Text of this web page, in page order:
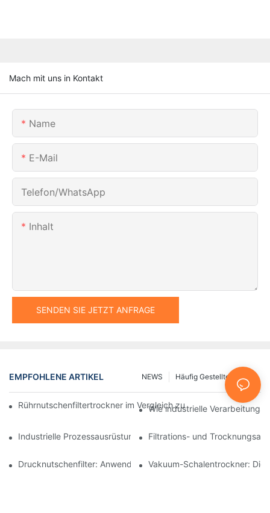
Mach mit uns in Kontakt
Name
E-Mail
Telefon/WhatsApp
Inhalt
SENDEN SIE JETZT ANFRAGE
EMPFOHLENE ARTIKEL Häufig Gestellte Fragen
NEWS
Rührnutschenfiltertrockner im Vergleich zu anderen
Wie industrielle
Industrielle Prozessausrüstung: Innovationen, die die Zukunft
Filtrations- und
Drucknutschenfilter: Anwendungen in der Chemie- und
Vakuum-Schalentrockner: